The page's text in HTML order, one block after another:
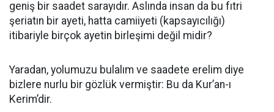
geniş bir saadet sarayıdır. Aslında insan da bu fıtri
şeriatın bir ayeti, hatta camiiyeti (kapsayıcılığı)
itibariyle birçok ayetin birleşimi değil midir?
​Yaradan, yolumuzu bulalım ve saadete erelim diye
bizlere nurlu bir gözlük vermiştir: Bu da Kur’an-ı
Kerim’dir.